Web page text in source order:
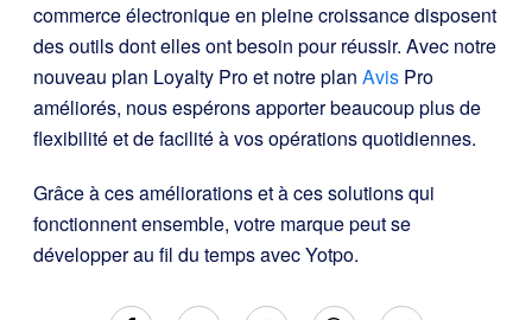
commerce électronique en pleine croissance disposent
des outils dont elles ont besoin pour réussir. Avec notre
nouveau plan Loyalty Pro et notre plan Avis Pro
améliorés, nous espérons apporter beaucoup plus de
flexibilité et de facilité à vos opérations quotidiennes.
Grâce à ces améliorations et à ces solutions qui
fonctionnent ensemble, votre marque peut se
développer au fil du temps avec Yotpo.